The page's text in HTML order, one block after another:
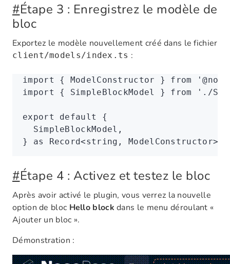
#Étape 3 : Enregistrez le modèle de
bloc
Exportez le modèle nouvellement créé dans le fichier
client/models/index.ts :
import { ModelConstructor } from
import { SimpleBlockModel } from './
export default
{
  SimpleBlockModel
,
} as Record<string , ModelConstructor>;
#Étape 4 : Activez et testez le bloc
Après avoir activé le plugin, vous verrez la nouvelle
option de bloc Hello block dans le menu déroulant «
Ajouter un bloc ».
Démonstration :